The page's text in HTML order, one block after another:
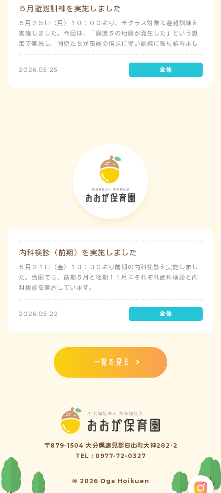
５月避難訓練を実施しました
５月２５日（月）１０：００より、全クラス対象に避難訓練を
実施しました。今回は、「震度５の地震が発生した」という想
定で実施し、園児たちが職員の指示に従い訓練に取り組みまし
た。前庭（駐車場）に全体集合をして人数確認をした後、各ク
ラスに戻り、主担任が防災関係の講話をしました。 ※当園は、
地震発生時は敷地内に避難することを想定（敷地面積が広いた
2026.05.25
内科検診（前期）を実施しました
５月２１日（金）１３：３０より前期の内科検診を実施しまし
た。当園では、前期５月と後期１１月にそれぞれ歯科検診と内
科検診を実施しています。
2026.05.22
一覧を見る
〒879-1504 大分県速見郡日出町大神282-2
TEL : 0977-72-0327
© 2026 Oga Hoikuen